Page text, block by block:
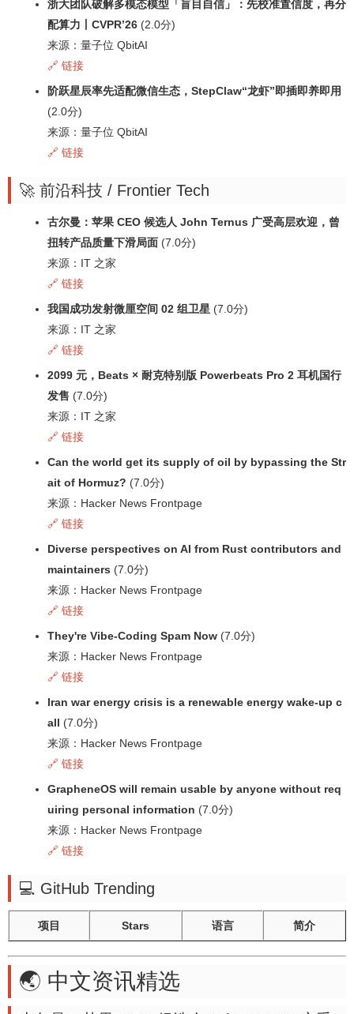
浙大团队破解多模态模型「盲目自信」：先校准置信度，再分
配算力丨CVPR’26 (2.0分)
来源：量子位 QbitAI
🔗 链接
阶跃星辰率先适配微信生态，StepClaw“龙虾”即插即养即用
(2.0分)
来源：量子位 QbitAI
🔗 链接
🚀 前沿科技 / Frontier Tech
古尔曼：苹果 CEO 候选人 John Ternus 广受高层欢迎，曾
扭转产品质量下滑局面 (7.0分)
来源：IT 之家
🔗 链接
我国成功发射微厘空间 02 组卫星 (7.0分)
来源：IT 之家
🔗 链接
2099 元，Beats × 耐克特别版 Powerbeats Pro 2 耳机国行
发售 (7.0分)
来源：IT 之家
🔗 链接
Can the world get its supply of oil by bypassing the Str
ait of Hormuz? (7.0分)
来源：Hacker News Frontpage
🔗 链接
Diverse perspectives on AI from Rust contributors and
maintainers (7.0分)
来源：Hacker News Frontpage
🔗 链接
They're Vibe-Coding Spam Now (7.0分)
来源：Hacker News Frontpage
🔗 链接
Iran war energy crisis is a renewable energy wake-up c
all (7.0分)
来源：Hacker News Frontpage
🔗 链接
GrapheneOS will remain usable by anyone without req
uiring personal information (7.0分)
来源：Hacker News Frontpage
🔗 链接
💻 GitHub Trending
项目 Stars 语言 简介
🌏 中文资讯精选